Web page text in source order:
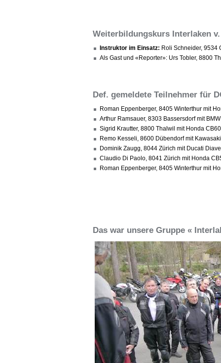
Weiterbildungskurs Interlaken v.
Instruktor im Einsatz: Roli Schneider, 9534
Als Gast und «Reporter»: Urs Tobler, 8800
Def. gemeldete Teilnehmer für
Roman Eppenberger, 8405 Winterthur mit
Arthur Ramsauer, 8303 Bassersdorf mit
Sigrid Krautter, 8800 Thalwil mit Honda
Remo Kesseli, 8600 Dübendorf mit
Dominik Zaugg, 8044 Zürich mit Ducati
Claudio Di Paolo, 8041 Zürich mit Honda
Roman Eppenberger, 8405 Winterthur mit
Das war unsere Gruppe «